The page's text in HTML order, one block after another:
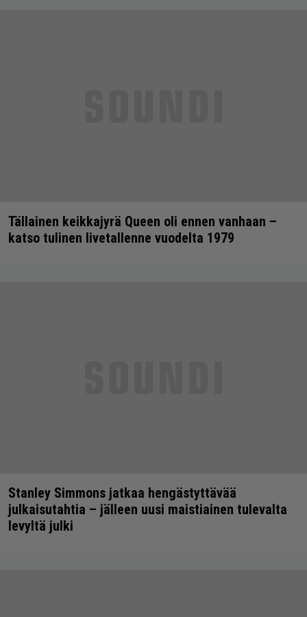
Tällainen keikkajyrä Queen oli ennen vanhaan –
katso tulinen livetallenne vuodelta 1979
Stanley Simmons jatkaa hengästyttävää
julkaisutahtia – jälleen uusi maistiainen tulevalta
levyltä julki